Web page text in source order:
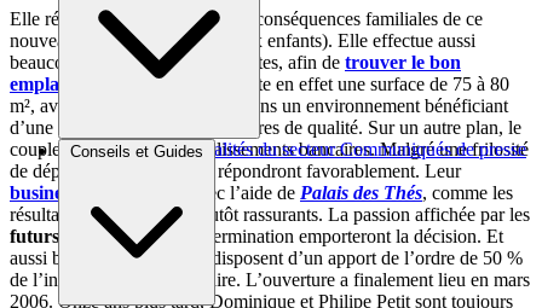
Brèves et actus Actualités du secteur Communiqués de presse
Conseils et Guides
Elle réfléchit aussi en détail aux conséquences familiales de ce
nouveau départ (le couple a deux enfants). Elle effectue aussi
beaucoup d’allers-retours à Nantes, afin de trouver le bon
emplacement
. L’activité nécessite en effet une surface de 75 à 80
m², avec une belle exposition, dans un environnement bénéficiant
d’une offre de produits alimentaires de qualité. Sur un autre plan, le
couple contacte quatre établissements bancaires. Malgré une frilosité
de départ, trois d’entre eux répondront favorablement. Leur
business plan
, préparé avec l’aide de Palais des Thés, comme les
résultats du réseau, sont plutôt rassurants. La passion affichée par les
futurs franchisés, leur détermination emporteront la décision. Et
aussi bien sûr le fait qu’ils disposent d’un apport de l’ordre de 50 %
de l’investissement nécessaire. L’ouverture a finalement lieu en mars
2006. Onze ans plus tard, Dominique et Philipe Petit sont toujours